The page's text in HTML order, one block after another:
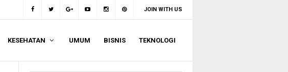
JOIN WITH US
KESEHATAN UMUM BISNIS TEKNOLOGI